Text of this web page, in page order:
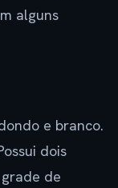
alguns
e branco.
dois
de